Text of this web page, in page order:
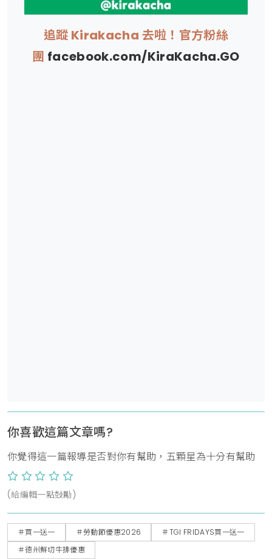
追蹤 Kirakacha 去啦！官方粉絲
團 facebook.com/KiraKacha.GO
你喜歡這篇文章嗎?
你覺得這一篇報導是否對你有幫助，五顆星為十分有幫助
(給編輯一點鼓勵)
＃買一送一 ＃勞動節優惠2026
＃TGI FRIDAYS買一送一
＃德州鮮切牛排優惠